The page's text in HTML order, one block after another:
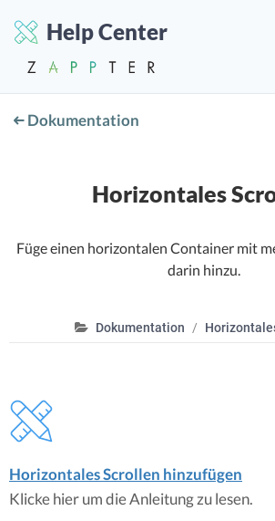
Help Center
Dokumentation
Horizontales
Füge einen horizontalen Container mit
darin hinzu.
Dokumentation
Horizontales Scrollen hinzufügen
Klicke hier um die Anleitung zu lesen.